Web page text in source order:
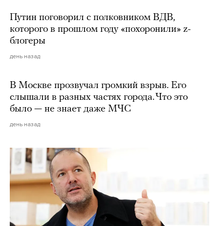
Путин поговорил с полковником ВДВ,
которого в прошлом году «похоронили» z-
блогеры
день назад
В Москве прозвучал громкий взрыв. Его
слышали в разных частях города. Что это
было — не знает даже МЧС
день назад